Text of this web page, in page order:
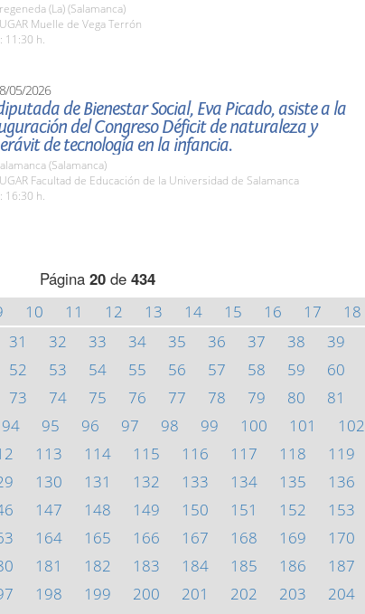
(La) (Salamanca)
Muelle de Vega Terrón
11:30 h.
05/2026
de Bienestar Social, Eva Picado, asiste a la
del Congreso Déficit de naturaleza y
de tecnología en la infancia.
(Salamanca)
Facultad de Educación de la Universidad de Salamanca
16:30 h.
Página 20 de 434
10 11 12 13 14 15 16 17 18
31 32 33 34 35 36 37 38 39
52 53 54 55 56 57 58 59 60
73 74 75 76 77 78 79 80 81
94 95 96 97 98 99 100 101 102
113 114 115 116 117 118 119
130 131 132 133 134 135 136
147 148 149 150 151 152 153
164 165 166 167 168 169 170
181 182 183 184 185 186 187
198 199 200 201 202 203 204